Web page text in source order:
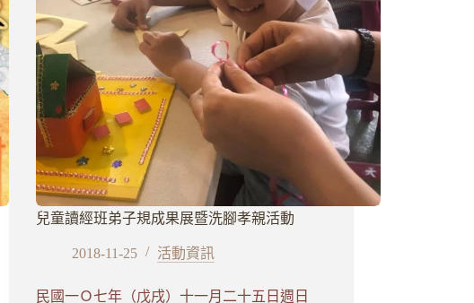
兒童讀經班弟子規成果展暨洗腳孝親活動
2018-11-25 活動資訊
民國一Ｏ七年（戊戌）十一月二十五日週日